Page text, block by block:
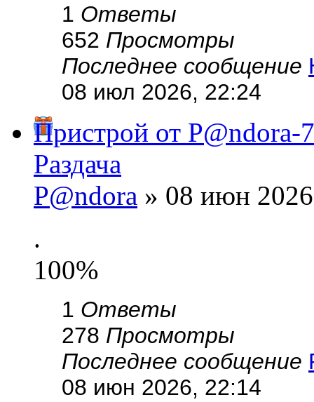
1 Ответы
652 Просмотры
Последнее сообщение
08 июл 2026, 22:24
Пристрой от
Раздача
P@ndora » 08 июн
.
100%
1 Ответы
278 Просмотры
Последнее сообщение
08 июн 2026, 22:14